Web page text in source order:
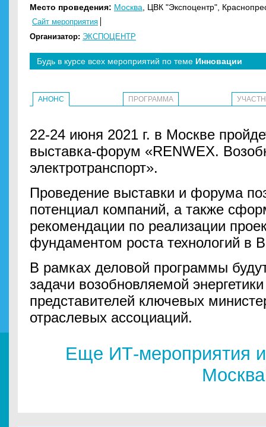
Место проведения: Москва , ЦВК "Экспоцентр",
Сайт мероприятия
Организатор: ЭКСПОЦЕНТР
Будь в курсе всех мероприятий по теме Инновации
АНОНС ПРОГРАММА
22-24 июня 2021 г. в Москве
выставка-форум «RENWEX.
электротранспорт».
Проведение выставки и форума
потенциал компаний, а также
рекомендации по реализации
фундаментом роста технологий в
В рамках деловой программы
задачи возобновляемой
представителей ключевых
отраслевых ассоциаций.
Еще ИТ-мероприятия
Москва